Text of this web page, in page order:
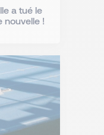
a tué le
nouvelle !